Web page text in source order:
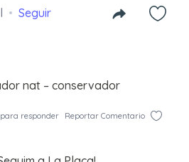
Seguir
nat – conservador
para responder Reportar Comentario